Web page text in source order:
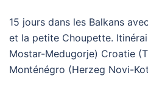
15 jours dans les Balkans
et la petite Choupette.
Mostar-Medugorje) Croatie
Monténégro (Herzeg Novi-